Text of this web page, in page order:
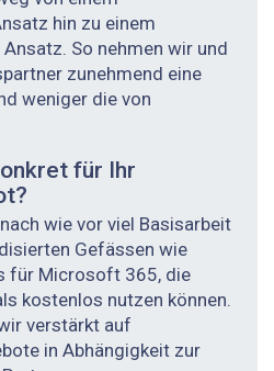
hin zu einem
So nehmen wir und
zunehmend eine
weniger die von
für Ihr
wie vor viel Basisarbeit
Gefässen wie
für Microsoft 365, die
kostenlos nutzen können.
verstärkt auf
in Abhängigkeit zur